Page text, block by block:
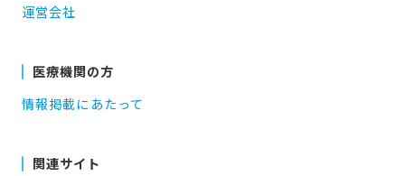
運営会社
医療機関の方
情報掲載にあたって
関連サイト